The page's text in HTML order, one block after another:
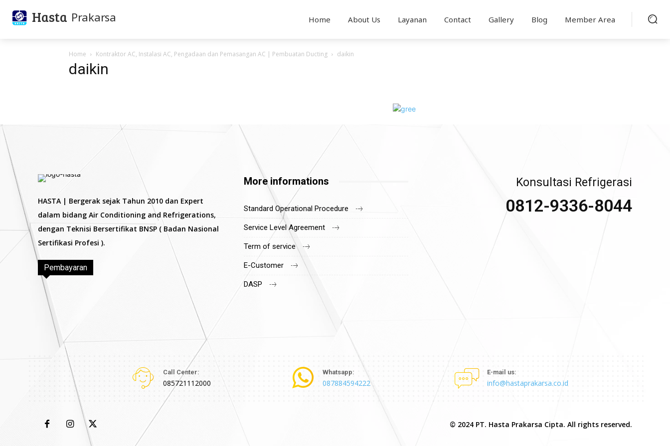
Hasta Prakarsa Home About Us Layanan Contact Gallery Blog Member Area
Home Kontraktor AC, Instalasi AC, Pengadaan dan Pemasangan AC | Pembuatan Ducting daikin
daikin
HASTA | Bergerak sejak Tahun 2010 dan Expert
dalam bidang Air Conditioning and Refrigerations,
dengan Teknisi Bersertifikat BNSP ( Badan Nasional
Sertifikasi Profesi ).
Pembayaran
More informations
Standard Operational Procedure
Service Level Agreement
Term of service
E-Customer
DASP
Konsultasi Refrigerasi
0812-9336-8044
Call Center:
085721112000
Whatsapp:
087884594222
E-mail us:
info@hastaprakarsa.co.id
© 2024 PT. Hasta Prakarsa Cipta. All rights reserved.